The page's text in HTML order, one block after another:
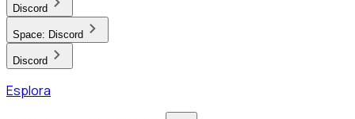
Discord
Space: Discord
Discord
Esplora